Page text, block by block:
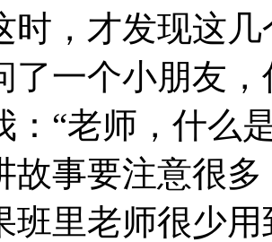
时，才发现这
了一个小朋友
：“老师，什么
故事要注意很
班里老师很少